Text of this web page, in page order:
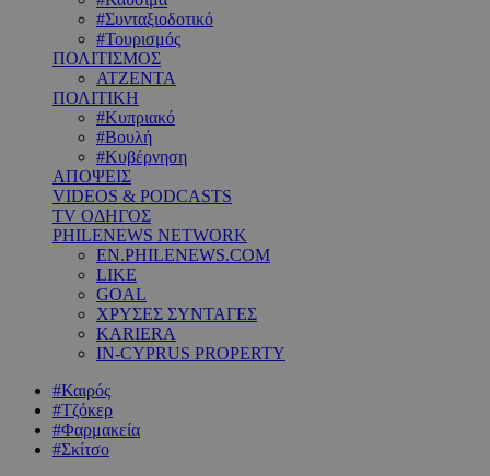
#Συνταξιοδοτικό
#Τουρισμός
ΠΟΛΙΤΙΣΜΟΣ
ΑΤΖΕΝΤΑ
ΠΟΛΙΤΙΚΗ
#Κυπριακό
#Βουλή
#Κυβέρνηση
ΑΠΟΨΕΙΣ
VIDEOS & PODCASTS
TV ΟΔΗΓΟΣ
PHILENEWS NETWORK
EN.PHILENEWS.COM
LIKE
GOAL
ΧΡΥΣΕΣ ΣΥΝΤΑΓΕΣ
KARIERA
IN-CYPRUS PROPERTY
#Καιρός
#Τζόκερ
#Φαρμακεία
#Σκίτσο